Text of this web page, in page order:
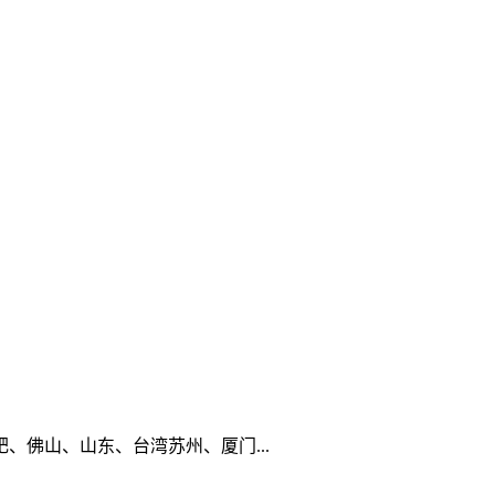
佛山、山东、台湾苏州、厦门...